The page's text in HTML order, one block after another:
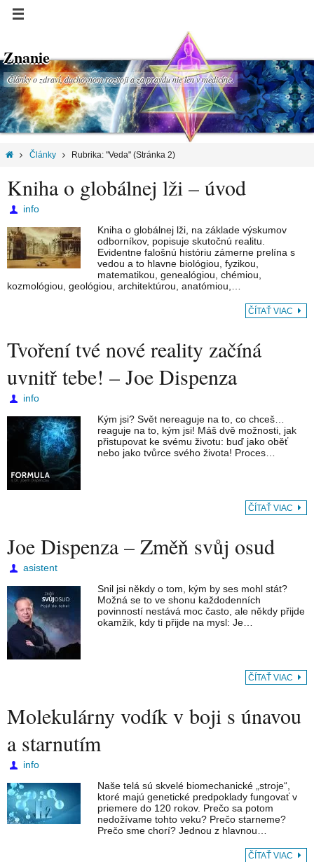
Znanie
Články o zdraví, duchovnom rozvoji a za pravdu nie len v medicíne.
Články Rubrika: "Veda" (Stránka 2)
Kniha o globálnej lži – úvod
info
Kniha o globálnej lži, na základe výskumov
odborníkov, popisuje skutočnú realitu.
Evidentne falošnú históriu zámerne prelína s
vedou a to hlavne biológiou, fyzikou,
matematikou, genealógiou, chémiou,
kozmológiou, geológiou, architektúrou, anatómiou,…
ČÍTAŤ VIAC
Tvoření tvé nové reality začíná
uvnitř tebe! – Joe Dispenza
info
Kým jsi? Svět nereaguje na to, co chceš…
reaguje na to, kým jsi! Máš dvě možnosti, jak
přistupovat ke svému životu: buď jako oběť
nebo jako tvůrce svého života! Proces…
ČÍTAŤ VIAC
Joe Dispenza – Změň svůj osud
asistent
Snil jsi někdy o tom, kým by ses mohl stát?
Možná se to ve shonu každodenních
povinností nestává moc často, ale někdy přijde
okamžik, kdy ti přijde na mysl: Je…
ČÍTAŤ VIAC
Molekulárny vodík v boji s únavou
a starnutím
info
Naše telá sú skvelé biomechanické „stroje“,
ktoré majú genetické predpoklady fungovať v
priemere do 120 rokov. Prečo sa potom
nedožívame tohto veku? Prečo starneme?
Prečo sme chorí? Jednou z hlavnou…
ČÍTAŤ VIAC